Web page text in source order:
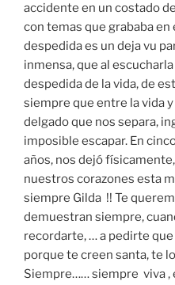
accidente en un costado
con temas que grababa en
despedida es un deja vu
inmensa, que al
despedida de la vida, de
siempre que entre la vida
delgado que nos separa,
imposible escapar. En
años, nos dejó
nuestros corazones esta
siempre Gilda !! Te
demuestran siempre,
recordarte, … a pedirte
porque te creen santa, te
Siempre…… siempre viva ,